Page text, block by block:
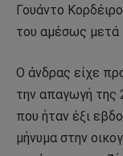
Γουάντο
του αμέσως μετά
Ο άνδρας είχε
την απαγωγή της
που ήταν έξι
μήνυμα στην